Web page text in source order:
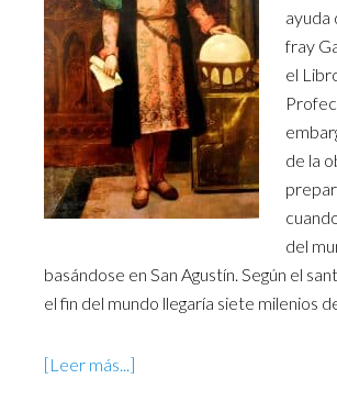
ayuda
fray
el
de la
del
basándose en San Agustín. Según el
el fin del mundo llegaría siete milenios
[Leer más...]